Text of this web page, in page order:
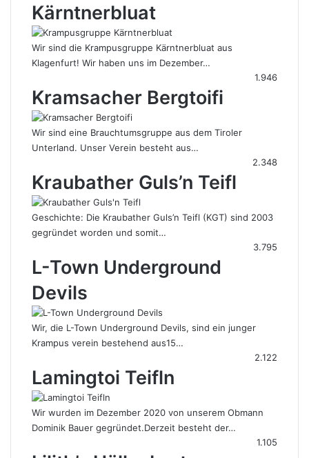
Kärntnerbluat
Wir sind die Krampusgruppe Kärntnerbluat aus
Klagenfurt! Wir haben uns im Dezember…
1.946
Kramsacher Bergtoifi
Wir sind eine Brauchtumsgruppe aus dem Tiroler
Unterland. Unser Verein besteht aus…
2.348
Kraubather Guls’n Teifl
Geschichte: Die Kraubather Guls’n Teifl (KGT) sind 2003
gegründet worden und somit…
3.795
L-Town Underground
Devils
Wir, die L-Town Underground Devils, sind ein junger
Krampus verein bestehend aus15…
2.122
Lamingtoi Teifln
Wir wurden im Dezember 2020 von unserem Obmann
Dominik Bauer gegründet.Derzeit besteht der…
1.105